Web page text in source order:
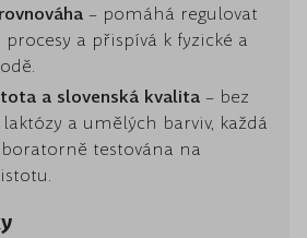
– pomáhá regulovat
a přispívá k fyzické a
a slovenská kvalita – bez
a umělých barviv, každá
testována na